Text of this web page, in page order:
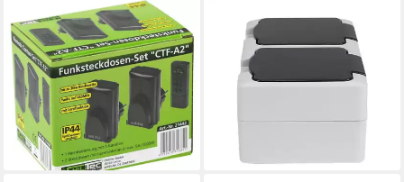
CHILITEC
Funksteckdose Outdoor
Funksteckdosen Set mit
Fernbedienung Garten Funk
Steckdosen
16,99 €
lieferbar - in 2-3 Werktagen bei dir
REV RITTER GMBH
Aufputz-Steckdose 2er Set
REV AquaMini Feuchtraum 2-
fach Steckdose
16,99 €